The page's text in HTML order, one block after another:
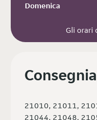
Domenica
Gli orari
21010, 21011,
21044, 21048,